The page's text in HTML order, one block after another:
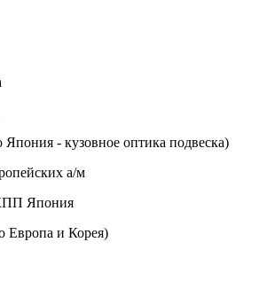
Япония - кузовное оптика подвеска)
а/м
Япония
Европа и Корея)